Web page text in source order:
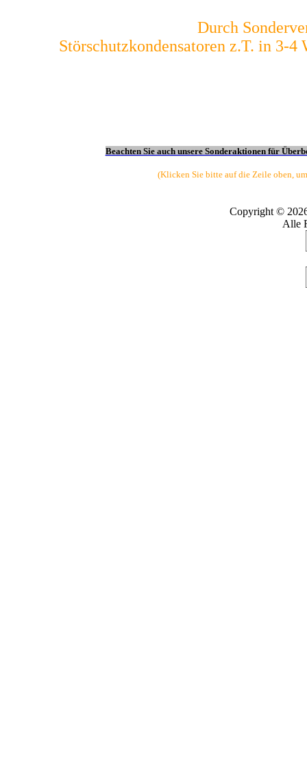
Durch
Störschutzkondensatoren z.T. in 3-
Beachten Sie auch unsere Sonderaktionen für
(Klicken Sie bitte auf die Zeile oben,
Copyright ©
Alle